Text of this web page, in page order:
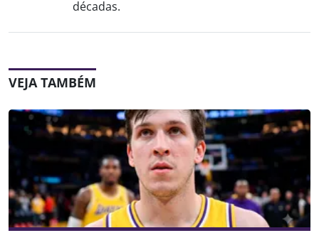
décadas.
VEJA TAMBÉM